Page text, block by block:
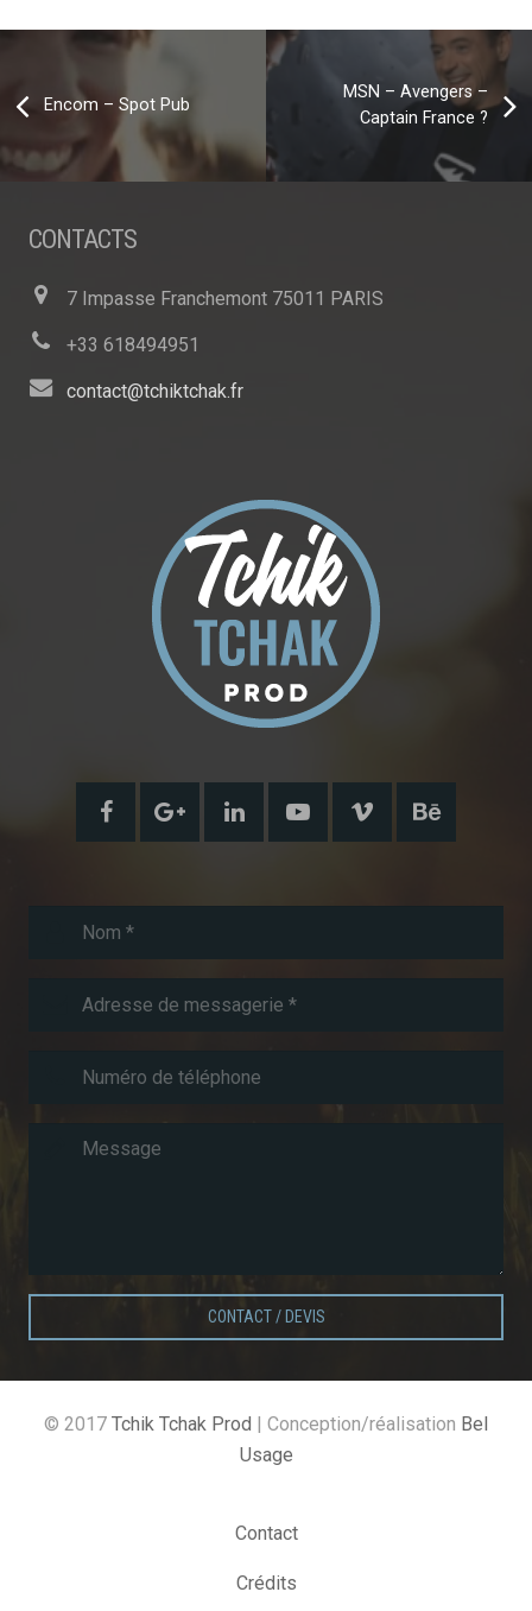
Encom – Spot Pub
MSN – Avengers –
Captain France ?
CONTACTS
7 Impasse Franchemont 75011 PARIS
+33 618494951
contact@tchiktchak.fr
CONTACT / DEVIS
© 2017 Tchik Tchak Prod | Conception/réalisation Bel
Usage
Contact
Crédits